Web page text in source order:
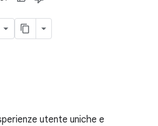
utente uniche e